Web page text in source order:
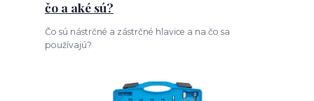
čo a aké sú?
Čo sú nástrčné a zástrčné hlavice a na čo sa
používajú?